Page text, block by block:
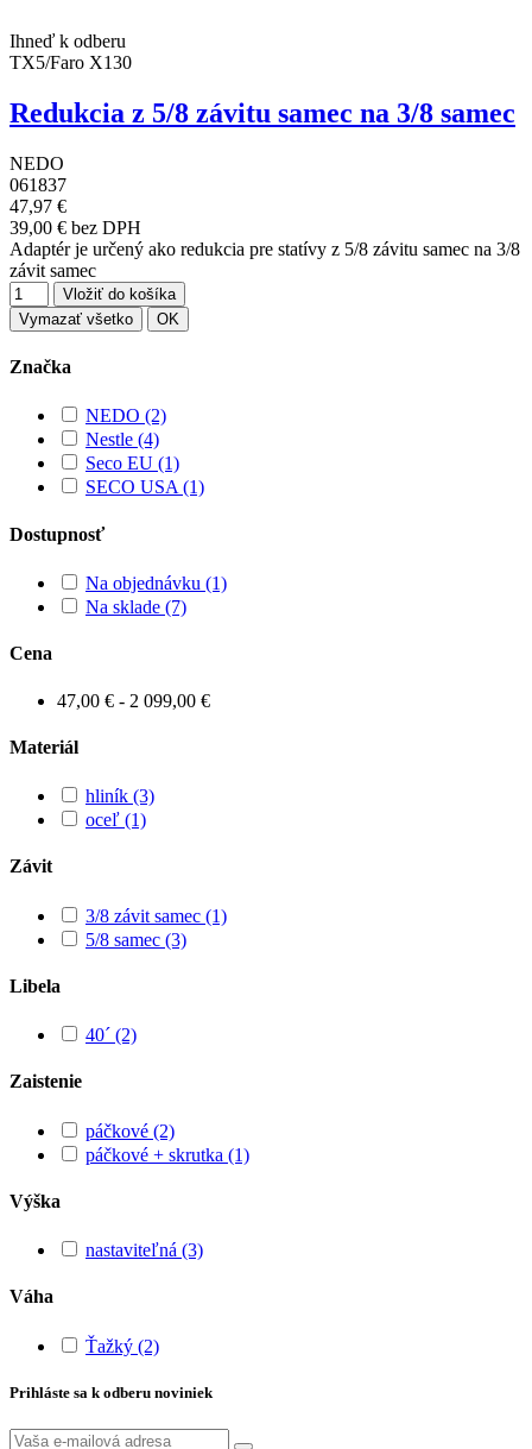
Ihneď k odberu
TX5/Faro X130
Redukcia z 5/8 závitu samec na 3/8 samec
NEDO
061837
47,97 €
39,00 € bez DPH
Adaptér je určený ako redukcia pre statívy z 5/8 závitu samec na 3/8
závit samec
Vložiť do košíka
Vymazať všetko
OK
Značka
NEDO (2)
Nestle (4)
Seco EU (1)
SECO USA(1)
Dostupnosť
Na objednávku (1)
Na sklade (7)
Cena
47,00 € - 2 099,00 €
Materiál
hliník (3)
oceľ (1)
Závit
3/8 závit samec (1)
5/8 samec (3)
Libela
40´ (2)
Zaistenie
páčkové (2)
páčkové + skrutka (1)
Výška
nastaviteľná (3)
Váha
Ťažký (2)
Prihláste sa k odberu noviniek